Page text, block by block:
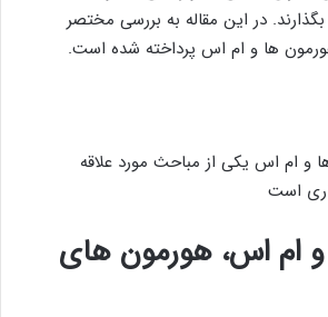
بگذارند. در این مقاله به بررسی مختصر
ها و ام اس پرداخته شده است.
و ام اس یکی از مباحث مورد علاقه
است
ام اس، هورمون های